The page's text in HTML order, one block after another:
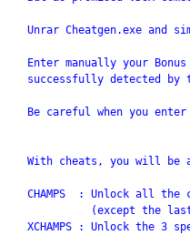
Unrar Cheatgen.exe and
Enter manually your
successfully detected by
Be careful when you
With cheats, you will be
CHAMPS  : Unlock all the
(except the
XCHAMPS : Unlock the 3